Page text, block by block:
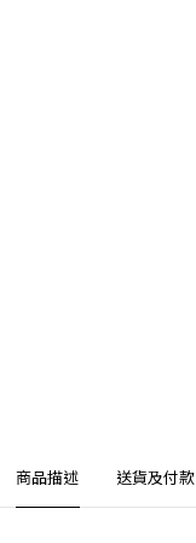
商品描述 送貨及付